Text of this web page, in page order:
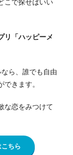
こで探せばいい
リ「ハッピーメ
ら、誰でも自由
きます。
な恋をみつけて
こちら